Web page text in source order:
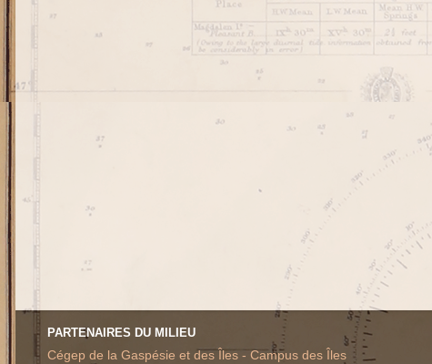
PARTENAIRES DU MILIEU
Cégep de la Gaspésie et des Îles - Campus des Îles